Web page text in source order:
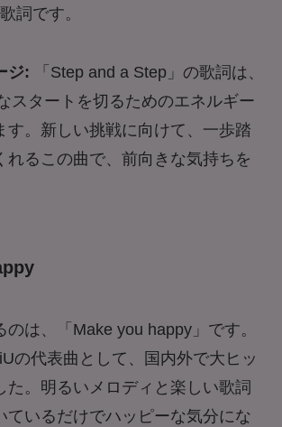
詞です。
ジ: 「Step and a Step」の歌詞は、
スタートを切るためのエネルギー
す。新しい挑戦に向けて、一歩踏
れるこの曲で、前向きな気持ちを
のは、「Make you happy」です。
の代表曲として、国内外で大ヒッ
た。明るいメロディと楽しい歌詞
ているだけでハッピーな気分にな